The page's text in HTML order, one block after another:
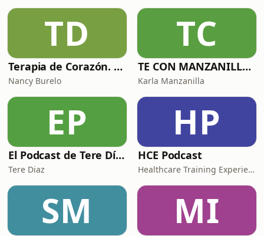
TD
Terapia de Corazón. Salud mental y más.
Nancy Burelo
TC
TE CON MANZANILLA. Para sanar tu relación con la comida, el cuerpo y el alma.
Karla Manzanilla
EP
El Podcast de Tere Díaz
Tere Diaz
HP
HCE Podcast
Healthcare Training Experience
SM MI